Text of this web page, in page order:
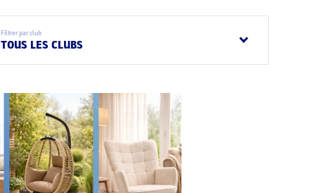
Filtrer par club
TOUS LES CLUBS